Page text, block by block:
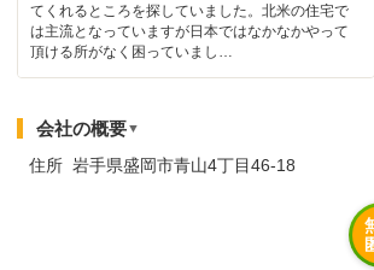
てくれるところを探していました。北米の住宅で
は主流となっていますが日本ではなかなかやって
頂ける所がなく困っていまし…
会社の概要▼
住所 岩手県盛岡市青山4丁目46-18